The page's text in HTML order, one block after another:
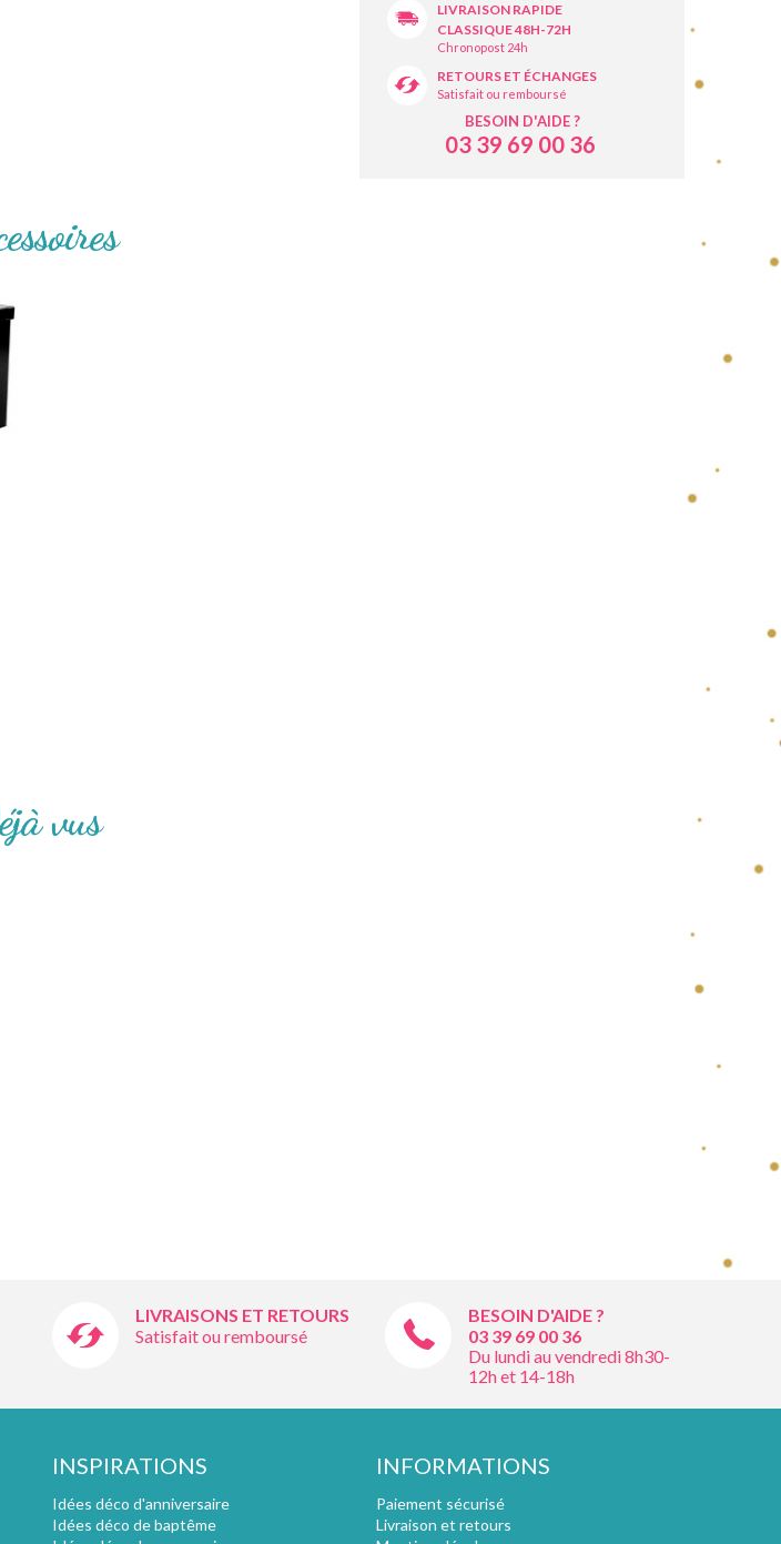
LIVRAISON RAPIDE
CLASSIQUE 48H-72H
Chronopost 24h
RETOURS ET ÉCHANGES
Satisfait ou remboursé
BESOIN D'AIDE ?
03 39 69 00 36
vus
LIVRAISONS ET RETOURS
Satisfait ou remboursé
BESOIN D'AIDE ?
03 39 69 00 36
Du lundi au vendredi 8h30-
12h et 14-18h
INSPIRATIONS
Idées déco d'anniversaire
Idées déco de baptême
INFORMATIONS
Paiement sécurisé
Livraison et retours